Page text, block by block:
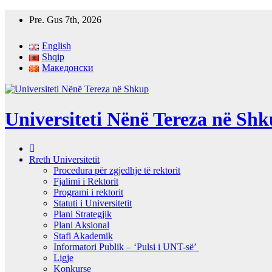
Pre. Gus 7th, 2026
English
Shqip
Македонски
Universiteti Nënë Tereza në
Rreth Universitetit
Procedura për zgjedhje të rektorit
Fjalimi i Rektorit
Programi i rektorit
Statuti i Universitetit
Plani Strategjik
Plani Aksional
Stafi Akademik
Informatori Publik – ‘Pulsi i UNT-së’
Ligje
Konkurse